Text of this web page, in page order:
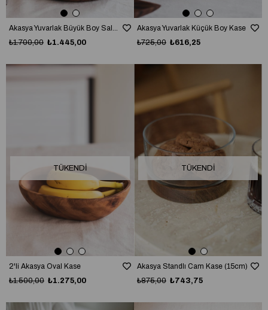
Akasya Yuvarlak Büyük Boy Salata Kasesi
₺1.445,00
₺1.700,00
Akasya Yuvarlak Küçük Boy Kase
₺616,25
₺725,00
TÜKENDI
2'li Akasya Oval Kase
₺1.275,00
₺1.500,00
TÜKENDI
Akasya Standlı Cam Kase (15cm)
₺743,75
₺875,00